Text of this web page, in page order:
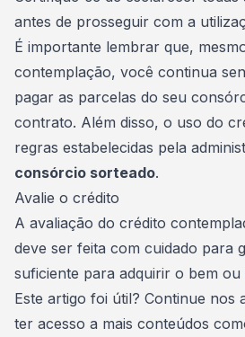
antes de prosseguir com a
É importante lembrar que,
contemplação, você continua
pagar as parcelas do seu
contrato. Além disso, o uso do
regras estabelecidas pela
consórcio sorteado.
Avalie o crédito
A avaliação do crédito
deve ser feita com cuidado para
suficiente para adquirir o bem ou
Este artigo foi útil? Continue nos
ter acesso a mais conteúdos